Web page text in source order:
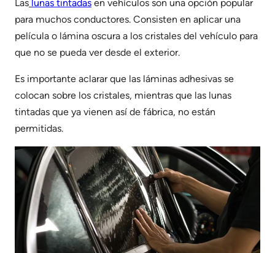
Las lunas tintadas en vehículos son una opción popular
para muchos conductores. Consisten en aplicar una
película o lámina oscura a los cristales del vehículo para
que no se pueda ver desde el exterior.
Es importante aclarar que las láminas adhesivas se
colocan sobre los cristales, mientras que las lunas
tintadas que ya vienen así de fábrica, no están
permitidas.